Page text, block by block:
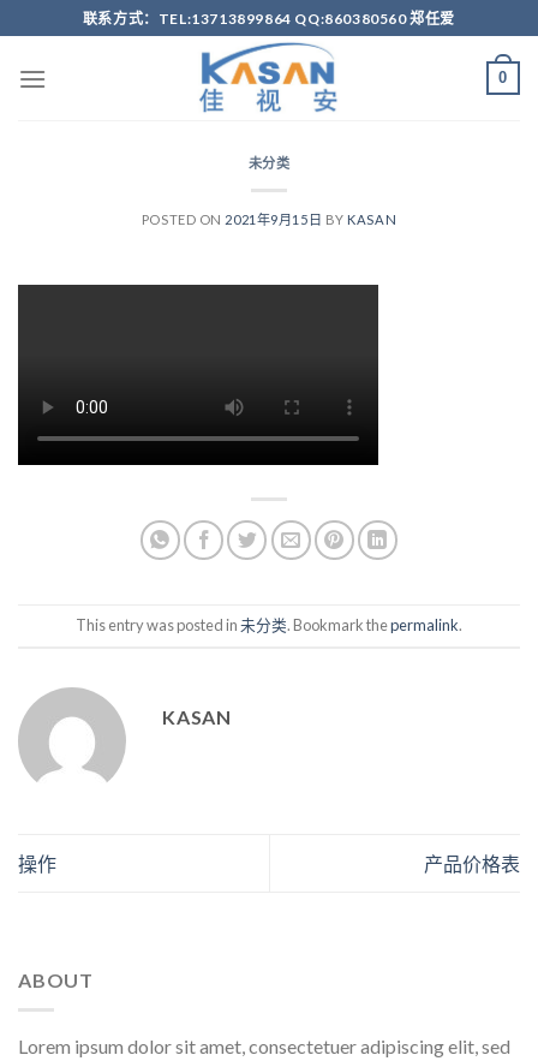
content
联系方式：TEL:13713899864 QQ:860380560 郑任爱
0
未分类
POSTED ON 2021年9月15日 BY KASAN
This entry was posted in未分类. Bookmark thepermalink.
KASAN
操作 产品价格表
ABOUT
Lorem ipsum dolor sit amet, consectetuer adipiscing elit, sed